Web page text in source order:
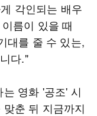
각인되는 배우
름이 있을 때
대를 줄 수 있는,
다."
영화 '공조' 시
춘 뒤 지금까지